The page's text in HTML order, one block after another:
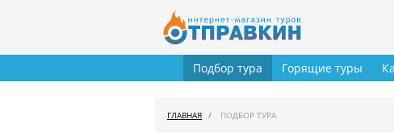
Подбор тура Горящие туры
ГЛАВНАЯ ПОДБОР ТУРА